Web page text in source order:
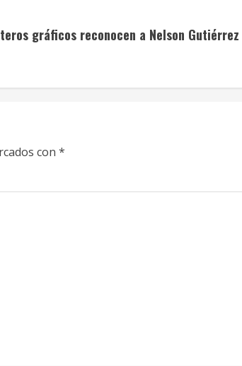
gráficos reconocen a Nelson
con *